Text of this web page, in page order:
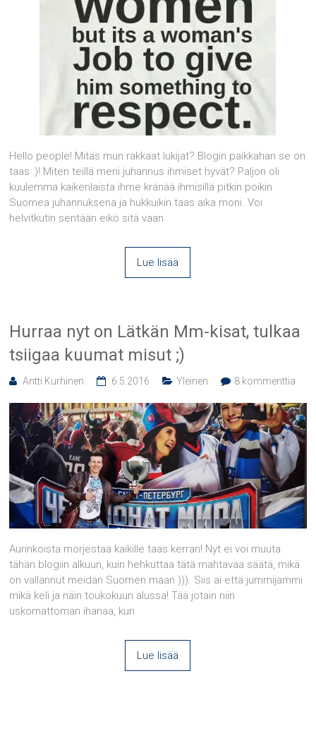
Hello people! Mitäs mun rakkaat lukijat? Blogin paikkahan se on
taas :)! Miten teillä meni juhannus ihmiset hyvät? Paljon oli
kuulemma kaikenlaista ihme kränää ihmisillä pitkin poikin
Suomea juhannuksena ja hukkuikin taas aika moni. Voi
helvitkutin sentään eikö sitä vaan
Lue lisää
Hurraa nyt on Lätkän Mm-kisat, tulkaa
tsiigaa kuumat misut ;)
Antti Kurhinen 6.5.2016 Yleinen 8 kommenttia
Aurinkoista morjestaa kaikille taas kerran! Nyt ei voi muuta
tähän blogiin alkuun, kuin hehkuttaa tätä mahtavaa säätä, mikä
on vallannut meidän Suomen maan ))). Siis ai että jummijammi
mikä keli ja näin toukokuun alussa! Tää jotain niin
uskomattoman ihanaa, kun
Lue lisää